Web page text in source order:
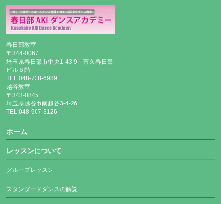
春日部教室
〒344-0067
埼玉県春日部市中央1-43-9 富久春日部
ビル６階
TEL:048-738-6989
越谷教室
〒343-0845
埼玉県越谷市南越谷3-4-26
TEL:048-967-3126
ホーム
レッスンについて
グループレッスン
スタンダードダンスの解説